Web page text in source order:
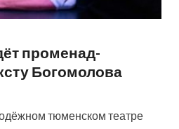
променад-
Богомолова
тюменском театре